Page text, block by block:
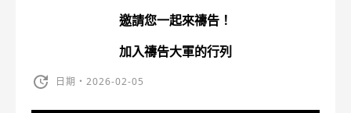
邀請您一起來禱告！
加入禱告大軍的行列
日期・2026-02-05